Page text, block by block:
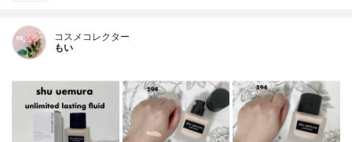
コスメコレクター
もい